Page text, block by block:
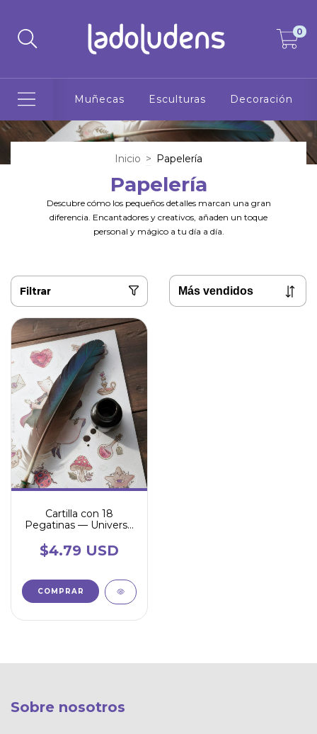
0
Muñecas Esculturas Decoración
Inicio > Papelería
Papelería
Descubre cómo los pequeños detalles marcan una gran
diferencia. Encantadores y creativos, añaden un toque
personal y mágico a tu día a día.
Filtrar
Cartilla con 18
Pegatinas — Universo
$4.79 USD
Sobre nosotros